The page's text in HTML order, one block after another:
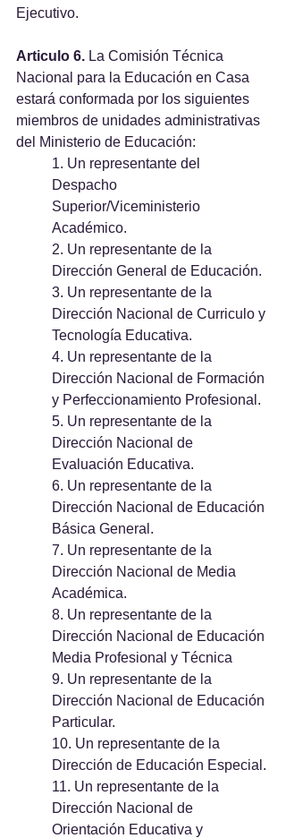
Ejecutivo.
Articulo 6. La Comisión Técnica
Nacional para la Educación en Casa
estará conformada por los siguientes
miembros de unidades administrativas
del Ministerio de Educación:
1. Un representante del
Despacho
Superior/Viceministerio
Académico.
2. Un representante de la
Dirección General de Educación.
3. Un representante de la
Dirección Nacional de Curriculo y
Tecnología Educativa.
4. Un representante de la
Dirección Nacional de Formación
y Perfeccionamiento Profesional.
5. Un representante de la
Dirección Nacional de
Evaluación Educativa.
6. Un representante de la
Dirección Nacional de Educación
Básica General.
7. Un representante de la
Dirección Nacional de Media
Académica.
8. Un representante de la
Dirección Nacional de Educación
Media Profesional y Técnica
9. Un representante de la
Dirección Nacional de Educación
Particular.
10. Un representante de la
Dirección de Educación Especial.
11. Un representante de la
Dirección Nacional de
Orientación Educativa y